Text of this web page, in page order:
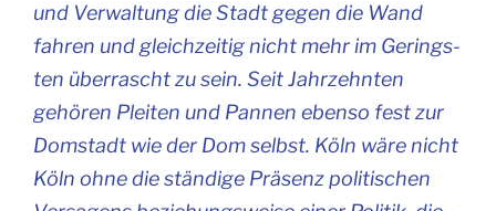
und Ver­wal­tung die Stadt gegen die Wand
fah­ren und gleich­zei­tig nicht mehr im Gerings­
ten über­rascht zu sein. Seit Jahr­zehn­ten
gehö­ren Plei­ten und Pan­nen eben­so fest zur
Dom­stadt wie der Dom selbst. Köln wäre nicht
Köln ohne die stän­di­ge Prä­senz poli­ti­schen